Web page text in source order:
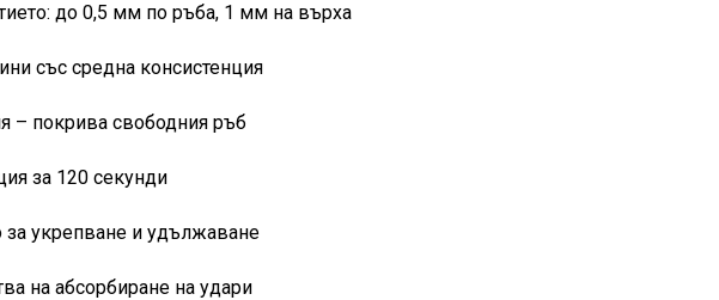
до 0,5 мм по ръба, 1 мм на върха
със средна консистенция
– покрива свободния ръб
за 120 секунди
за укрепване и удължаване
на абсорбиране на удари